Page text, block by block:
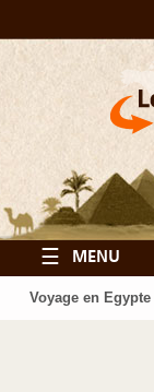
☰ MENU
Voyage en Egypte